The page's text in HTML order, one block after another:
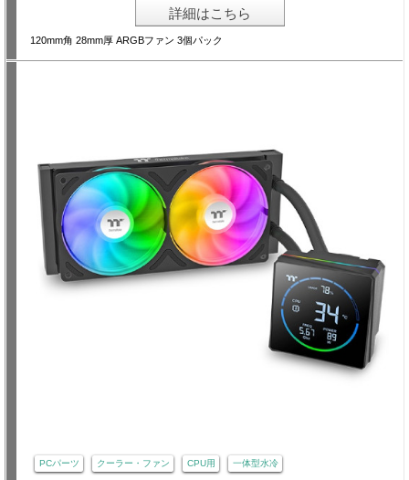
詳細はこちら
120mm角 28mm厚 ARGBファン 3個パック
PCパーツ クーラー・ファン CPU用 一体型水冷